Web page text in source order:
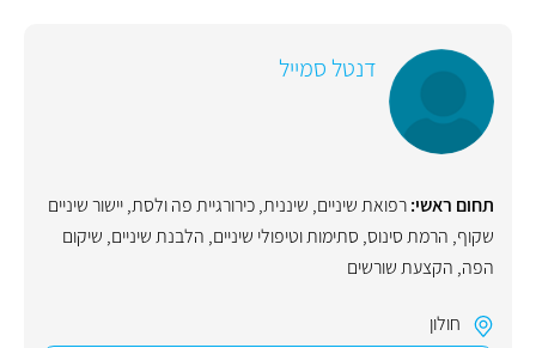
דנטל סמייל
תחום ראשי:רפואת שיניים, שיננית,כירורגיית פה ולסת,יישור שיניים
שקוף, הרמת סינוס, סתימות וטיפולי שיניים, הלבנת שיניים, שיקום
הפה, הקצעת שורשים
חולון